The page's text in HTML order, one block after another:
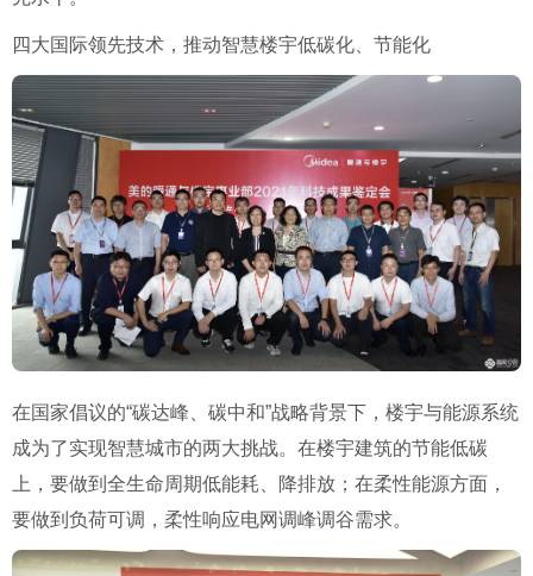
四大国际领先技术，推动智慧楼宇低碳化、节能化
在国家倡议的“碳达峰、碳中和”战略背景下，楼宇与能源系统
成为了实现智慧城市的两大挑战。在楼宇建筑的节能低碳
上，要做到全生命周期低能耗、降排放；在柔性能源方面，
要做到负荷可调，柔性响应电网调峰调谷需求。